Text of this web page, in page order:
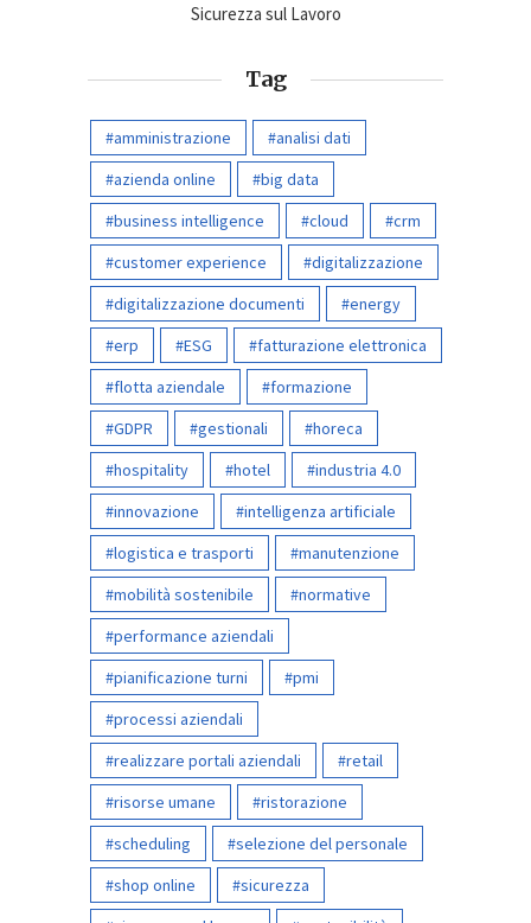
Sicurezza sul Lavoro
Tag
amministrazione
analisi dati
azienda online
big data
business intelligence
cloud
crm
customer experience
digitalizzazione
digitalizzazione documenti
energy
erp
ESG
fatturazione elettronica
flotta aziendale
formazione
GDPR
gestionali
horeca
hospitality
hotel
industria 4.0
innovazione
intelligenza artificiale
logistica e trasporti
manutenzione
mobilità sostenibile
normative
performance aziendali
pianificazione turni
pmi
processi aziendali
realizzare portali aziendali
retail
risorse umane
ristorazione
scheduling
selezione del personale
shop online
sicurezza